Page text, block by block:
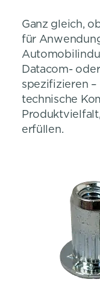
Ganz gleich,
für
Datacom-
spezifizieren –
technische
erfüllen.